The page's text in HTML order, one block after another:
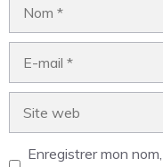
Enregistrer mon